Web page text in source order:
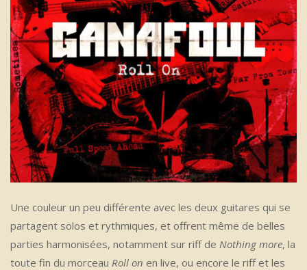
Une couleur un peu différente avec les deux guitares qui se
partagent solos et rythmiques, et offrent même de belles
parties harmonisées, notamment sur riff de Nothing more, la
toute fin du morceau Roll on en live, ou encore le riff et les